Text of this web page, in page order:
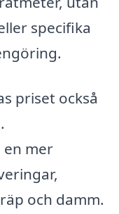
specifika
priset också
mer
och damm.